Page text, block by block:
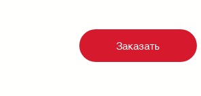
Заказать